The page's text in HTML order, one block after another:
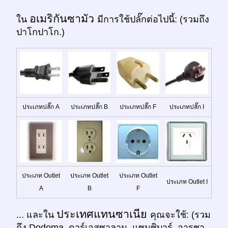
ใน อเมริกันซามัว มีการใช้ปลั๊กต่อไปนี้: (รวมถึง
ปาโกปาโก.)
ประเภทปลั๊ก A ประเภทปลั๊ก B ประเภทปลั๊ก F ประเภทปลั๊ก I
ประเภท Outlet
A
ประเภท Outlet
B
ประเภท Outlet
F
ประเภท Outlet I
... และใน ประเทศแทนซาเนีย คุณจะใช้: (รวม